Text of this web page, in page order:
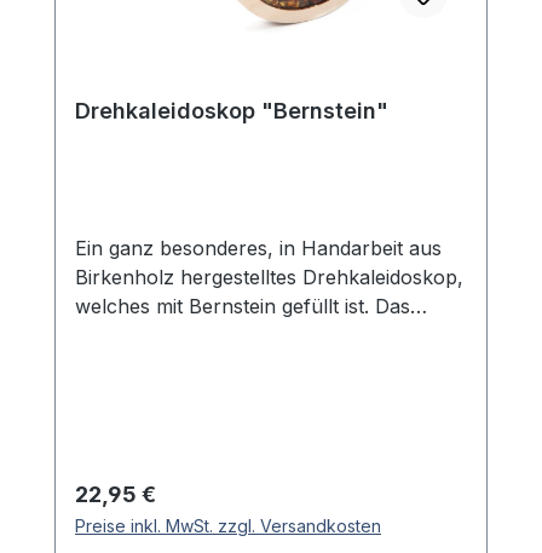
Drehkaleidoskop "Bernstein"
Ein ganz besonderes, in Handarbeit aus
Birkenholz hergestelltes Drehkaleidoskop,
welches mit Bernstein gefüllt ist. Das
Objektivs faszinierende kaleidoskopische
Muster in warmen Goldtönen. Durch die
hochwertige Handwerkskunst und die
Regulärer Preis:
22,95 €
Preise inkl. MwSt. zzgl. Versandkosten